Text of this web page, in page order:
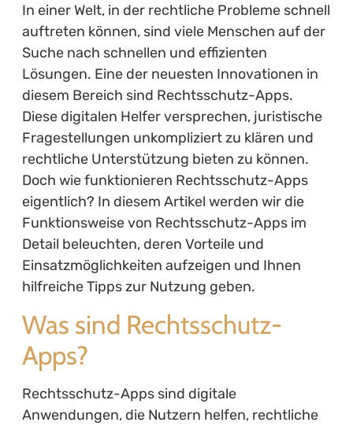
In einer Welt, in der rechtliche Probleme schnell
auftreten können, sind viele Menschen auf der
Suche nach schnellen und effizienten
Lösungen. Eine der neuesten Innovationen in
diesem Bereich sind Rechtsschutz-Apps.
Diese digitalen Helfer versprechen, juristische
Fragestellungen unkompliziert zu klären und
rechtliche Unterstützung bieten zu können.
Doch wie funktionieren Rechtsschutz-Apps
eigentlich? In diesem Artikel werden wir die
Funktionsweise von Rechtsschutz-Apps im
Detail beleuchten, deren Vorteile und
Einsatzmöglichkeiten aufzeigen und Ihnen
hilfreiche Tipps zur Nutzung geben.
Was sind Rechtsschutz-
Apps?
Rechtsschutz-Apps sind digitale
Anwendungen, die Nutzern helfen, rechtliche